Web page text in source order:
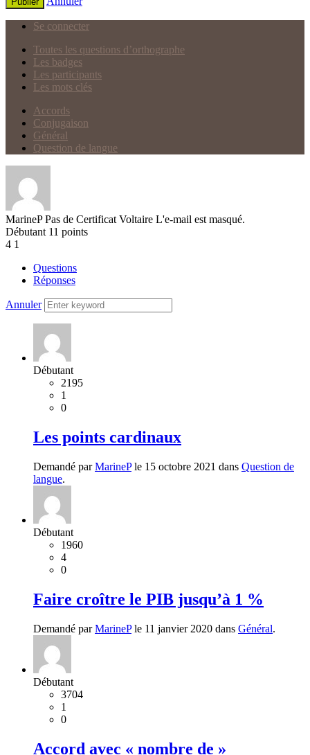
Se connecter
Toutes les questions d’orthographe
Les badges
Les participants
Les mots clés
Accords
Conjugaison
Général
Question de langue
MarineP Pas de Certificat Voltaire L'e-mail est masqué.
Débutant 11 points
4 1
Questions
Réponses
Annuler
Débutant
2195
1
0
Les points cardinaux
Demandé parMarinePle 15 octobre 2021 dans Question de
langue.
Débutant
1960
4
0
Faire croître le PIB jusqu’à 1 %
Demandé parMarinePle 11 janvier 2020 dans Général.
Débutant
3704
1
0
Accord avec « nombre de »